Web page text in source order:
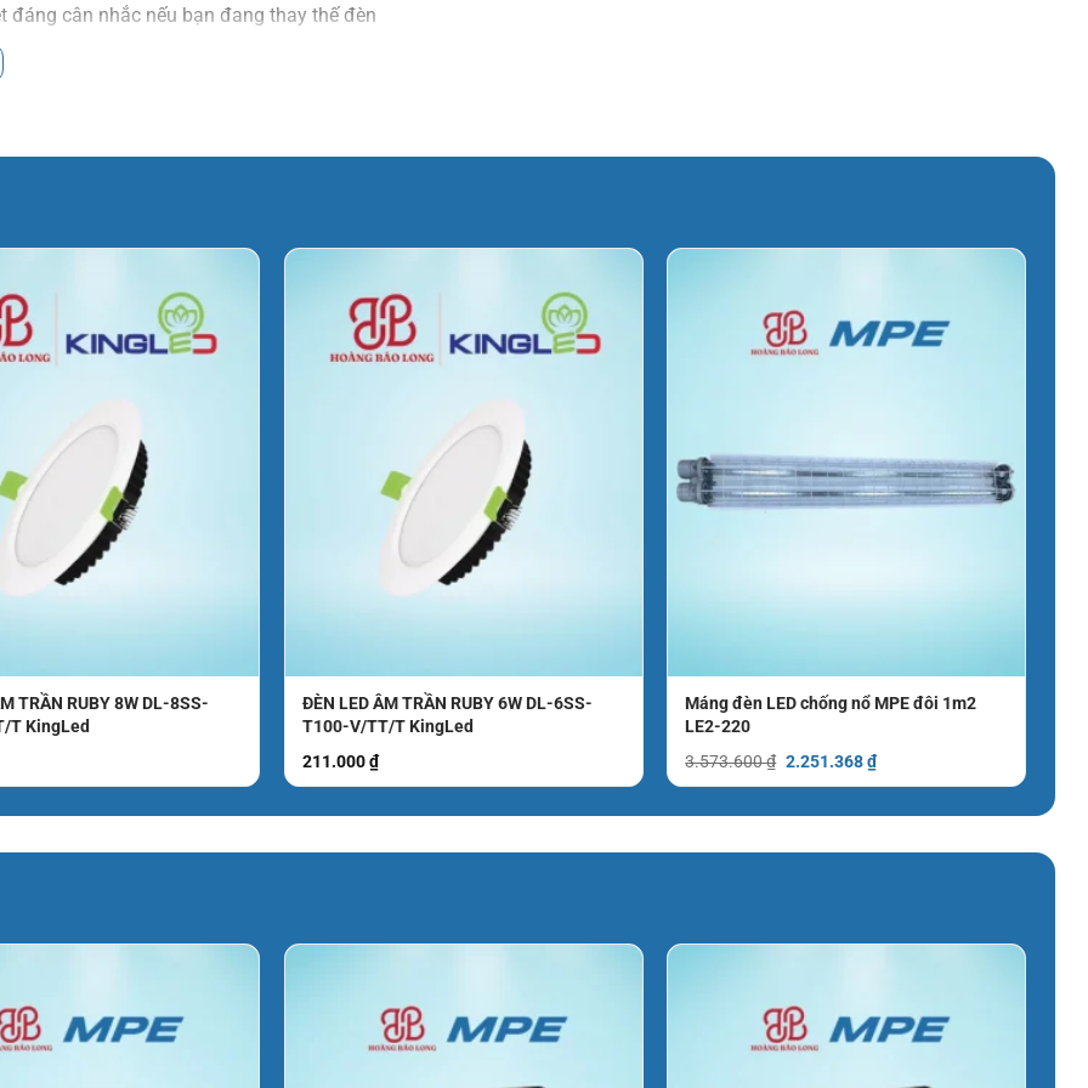
đáng cân nhắc nếu bạn đang thay thế đèn
đèn, góc chiếu và mật độ lắp để tránh
• Ưu tiên ánh sáng trắng và
đặt hàng
gắn cột. Kết quả đầu ra là biết có nên
trong 20 phút
TRẦN RUBY 8W DL-8SS-
T KingLed
ĐÈN LED ÂM TRẦN RUBY 6W DL-6SS-
T100-V/TT/T KingLed
211.000₫
Máng đèn LED chống nổ MPE đôi 1m2
LE2-220
3.573.600₫ Giá
3.573.600 ₫.
2.251.368₫Giá
hiện
là: